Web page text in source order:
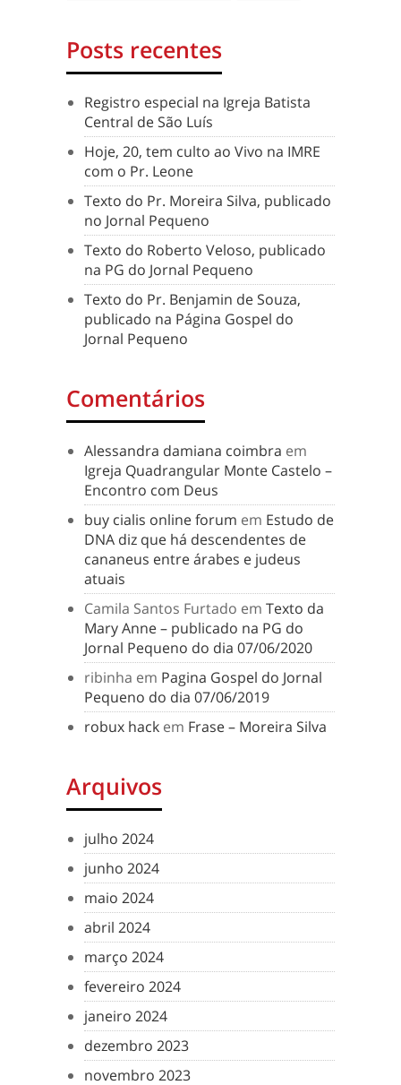
Posts recentes
Registro especial na Igreja Batista
Central de São Luís
Hoje, 20, tem culto ao Vivo na IMRE
com o Pr. Leone
Texto do Pr. Moreira Silva, publicado
no Jornal Pequeno
Texto do Roberto Veloso, publicado
na PG do Jornal Pequeno
Texto do Pr. Benjamin de Souza,
publicado na Página Gospel do
Jornal Pequeno
Comentários
Alessandra damiana coimbra em
Igreja Quadrangular Monte Castelo –
Encontro com Deus
buy cialis online forum em Estudo de
DNA diz que há descendentes de
cananeus entre árabes e judeus
atuais
Camila Santos Furtado em Texto da
Mary Anne – publicado na PG do
Jornal Pequeno do dia 07/06/2020
ribinha em Pagina Gospel do Jornal
Pequeno do dia 07/06/2019
robux hack em Frase – Moreira Silva
Arquivos
julho 2024
junho 2024
maio 2024
abril 2024
março 2024
fevereiro 2024
janeiro 2024
dezembro 2023
novembro 2023